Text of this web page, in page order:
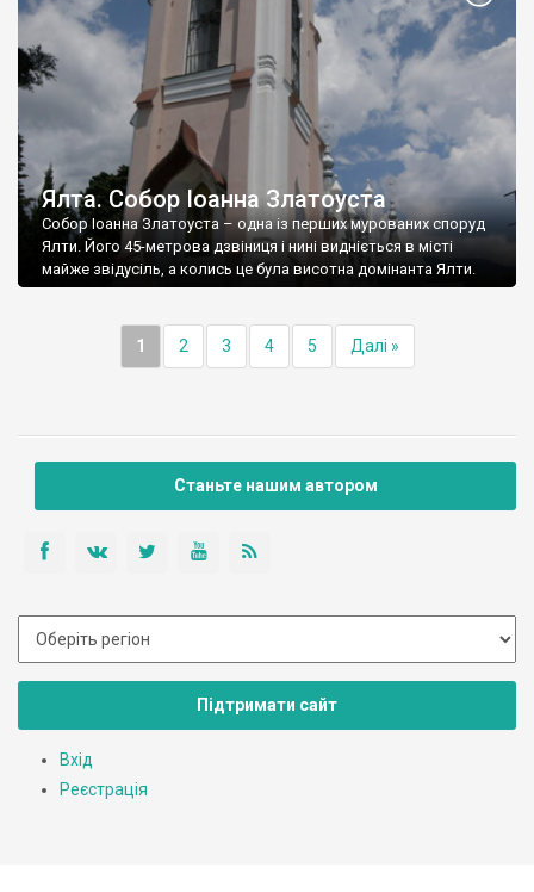
Ялта. Собор Іоанна Златоуста
Собор Іоанна Златоуста – одна із перших мурованих споруд
Ялти. Його 45-метрова дзвіниця і нині видніється в місті
майже звідусіль, а колись це була висотна домінанта Ялти.
1 2 3 4 5 Далі »
Станьте нашим автором
Підтримати сайт
Вхід
Реєстрація